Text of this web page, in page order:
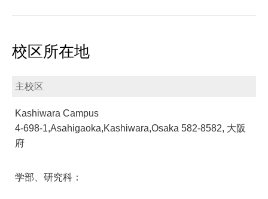
校区所在地
主校区
Kashiwara Campus
4-698-1,Asahigaoka,Kashiwara,Osaka 582-8582, 大阪
府
学部、研究科：